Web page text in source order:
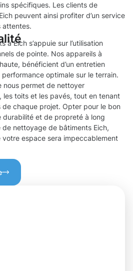
spécifiques. Les clients de
peuvent ainsi profiter d’un service
attentes.
Eich s’appuie sur l’utilisation
de pointe. Nos appareils à
bénéficient d’un entretien
optimale sur le terrain.
nous permet de nettoyer
toits et les pavés, tout en tenant
chaque projet. Opter pour le bon
durabilité et de propreté à long
nettoyage de bâtiments Eich,
espace sera impeccablement